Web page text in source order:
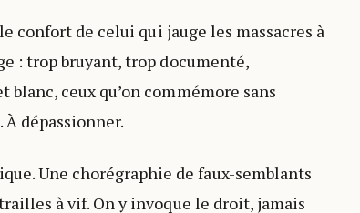
confort de celui qui jauge les massacres à
: trop bruyant, trop documenté,
ceux qu’on commémore sans
dépassionner.
Une chorégraphie de faux-semblants
à vif. On y invoque le droit, jamais